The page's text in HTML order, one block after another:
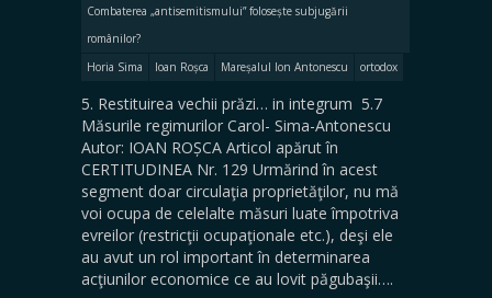
Combaterea „antisemitismului” folosește subjugării
românilor?
Horia Sima
Ioan Roșca Mareșalul Ion Antonescu ortodox
5. Restituirea vechii prăzi… in integrum 5.7
Măsurile regimurilor Carol- Sima-Antonescu
Autor: IOAN ROȘCA Articol apărut în
CERTITUDINEA Nr. 129 Urmărind în acest
segment doar circulaţia proprietăţilor, nu mă
voi ocupa de celelalte măsuri luate împotriva
evreilor (restricţii ocupaţionale etc.), deşi ele
au avut un rol important în determinarea
acţiunilor economice ce au lovit păgubaşii….